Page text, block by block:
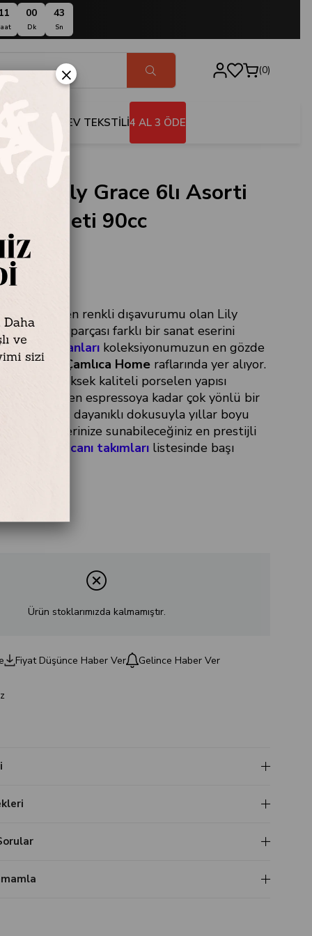
11 00
Dk
42
Sn
0
EV TEKSTİLİ4 AL 3 ÖDE
Moor Lily Grace 6lı Asorti
Seti 90cc
estetiğinin en renkli dışavurumu olan Lily
her bir parçası farklı bir sanat eserini
ekipmanlarıkoleksiyonumuzun en gözde
biri olarak
Çamlıca Homeraflarında yer alıyor.
ve yüksek kaliteli porselen yapısı
kahvesinden espressoya kadar çok yönlü bir
bu 6lı set, dayanıklı dokusuyla yıllar boyu
sevdiklerinize sunabileceğiniz en prestijli
kahve fincanı takımlarılistesinde başı
Ürün stoklarımızda kalmamıştır.
Fiyat Düşünce Haber Ver Gelince Haber Ver
×